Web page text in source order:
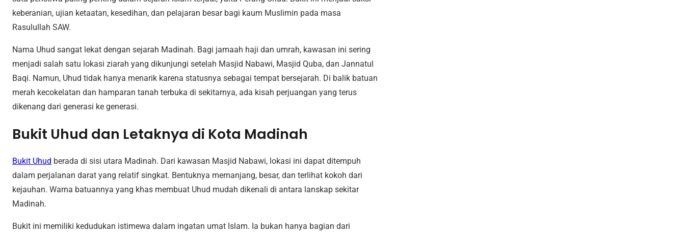
keberanian, ujian ketaatan, kesedihan, dan pelajaran besar bagi kaum Muslimin pada masa
Rasulullah SAW.
Nama Uhud sangat lekat dengan sejarah Madinah. Bagi jamaah haji dan umrah, kawasan ini sering
menjadi salah satu lokasi ziarah yang dikunjungi setelah Masjid Nabawi, Masjid Quba, dan Jannatul
Baqi. Namun, Uhud tidak hanya menarik karena statusnya sebagai tempat bersejarah. Di balik batuan
merah kecokelatan dan hamparan tanah terbuka di sekitarnya, ada kisah perjuangan yang terus
dikenang dari generasi ke generasi.
Bukit Uhud dan Letaknya di Kota Madinah
Bukit Uhud berada di sisi utara Madinah. Dari kawasan Masjid Nabawi, lokasi ini dapat ditempuh
dalam perjalanan darat yang relatif singkat. Bentuknya memanjang, besar, dan terlihat kokoh dari
kejauhan. Warna batuannya yang khas membuat Uhud mudah dikenali di antara lanskap sekitar
Madinah.
Bukit ini memiliki kedudukan istimewa dalam ingatan umat Islam. Ia bukan hanya bagian dari